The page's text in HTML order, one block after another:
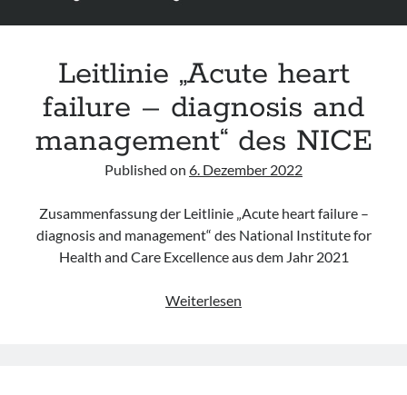
Leitlinie „Acute heart
failure – diagnosis and
management“ des NICE
Published on 6. Dezember 2022
Zusammenfassung der Leitlinie „Acute heart failure –
diagnosis and management“ des National Institute for
Health and Care Excellence aus dem Jahr 2021
Weiterlesen